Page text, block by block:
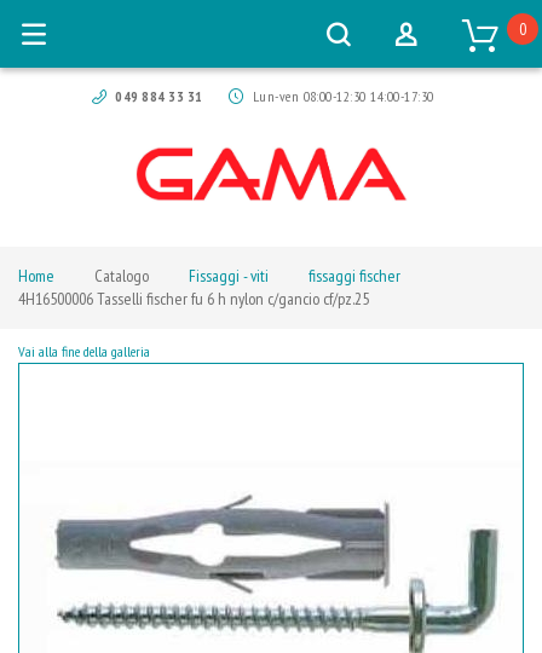
049 884 33 31 Lun-ven 08:00-12:30 14:00-17:30
0
Home Catalogo Fissaggi - viti
fissaggi fischer
4H16500006 Tasselli fischer fu 6 h nylon c/gancio cf/pz.25
Vai alla fine della galleria